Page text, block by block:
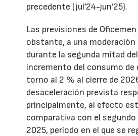
precedente (jul’24-jun’25).
Las previsiones de
obstante, a una
durante la segunda mitad
incremento del consumo de
torno al 2 % al cierre de
desaceleración prevista
principalmente, al efecto
comparativa con el
2025, período en el que se